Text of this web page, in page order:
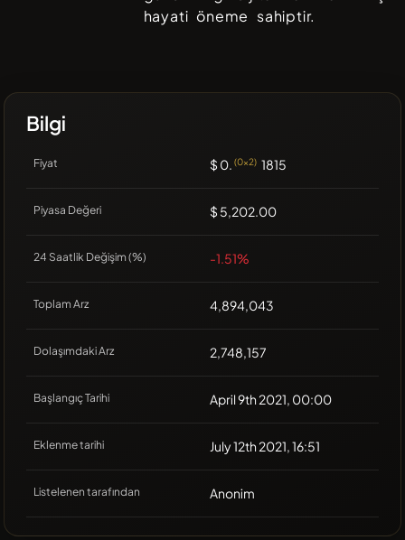
hayati öneme sahiptir.
Bilgi
Fiyat $ 0. (0x2) 1815
Piyasa Değeri $ 5,202.00
24 Saatlik Değişim (%) -1.51%
Toplam Arz 4,894,043
Dolaşımdaki Arz 2,748,157
Başlangıç Tarihi April 9th 2021, 00:00
Eklenme tarihi July 12th 2021, 16:51
Listelenen tarafından Anonim